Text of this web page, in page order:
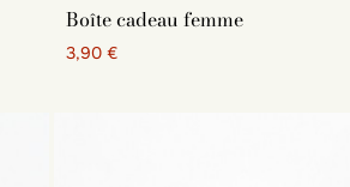
Boîte cadeau femme
3,90 €